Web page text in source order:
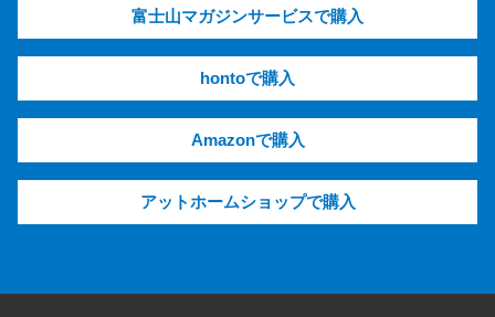
富士山マガジンサービスで購入
hontoで購入
Amazonで購入
アットホームショップで購入